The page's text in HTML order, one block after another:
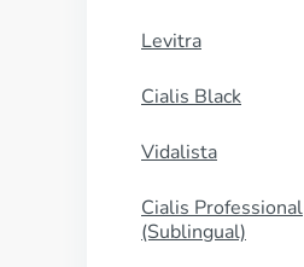
Levitra
Cialis Black
Vidalista
Cialis Professional
(Sublingual)